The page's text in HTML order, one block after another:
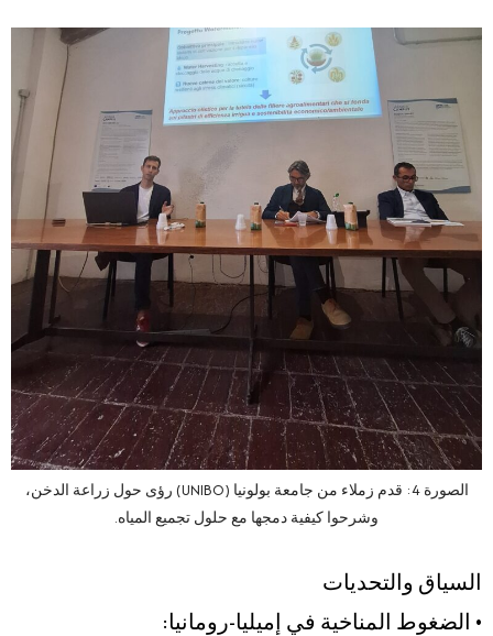
الصورة 4: قدم زملاء من جامعة بولونيا (UNIBO) رؤى حول زراعة الدخن،
وشرحوا كيفية دمجها مع حلول تجميع المياه.
السياق والتحديات
• الضغوط المناخية في إميليا-رومانيا: